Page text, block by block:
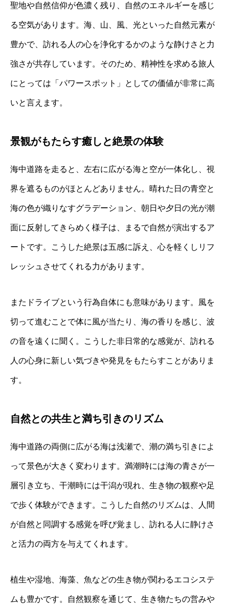
聖地や自然信仰が色濃く残り、自然のエネルギーを感じ
る空気があります。海、山、風、光といった自然元素が
豊かで、訪れる人の心を浄化するかのような静けさと力
強さが共存しています。そのため、精神性を求める旅人
にとっては「パワースポット」としての価値が非常に高
いと言えます。
景観がもたらす癒しと絶景の体験
海中道路を走ると、左右に広がる海と空が一体化し、視
界を遮るものがほとんどありません。晴れた日の青空と
海の色が織りなすグラデーション、朝日や夕日の光が潮
面に反射してきらめく様子は、まるで自然が演出するア
ートです。こうした絶景は五感に訴え、心を軽くしリフ
レッシュさせてくれる力があります。
またドライブという行為自体にも意味があります。風を
切って進むことで体に風が当たり、海の香りを感じ、波
の音を遠くに聞く。こうした非日常的な感覚が、訪れる
人の心身に新しい気づきや発見をもたらすことがありま
す。
自然との共生と満ち引きのリズム
海中道路の両側に広がる海は浅瀬で、潮の満ち引きによ
って景色が大きく変わります。満潮時には海の青さが一
層引き立ち、干潮時には干潟が現れ、生き物の観察や足
で歩く体験ができます。こうした自然のリズムは、人間
が自然と同調する感覚を呼び覚まし、訪れる人に静けさ
と活力の両方を与えてくれます。
植生や湿地、海藻、魚などの生き物が関わるエコシステ
ムも豊かです。自然観察を通じて、生き物たちの営みや